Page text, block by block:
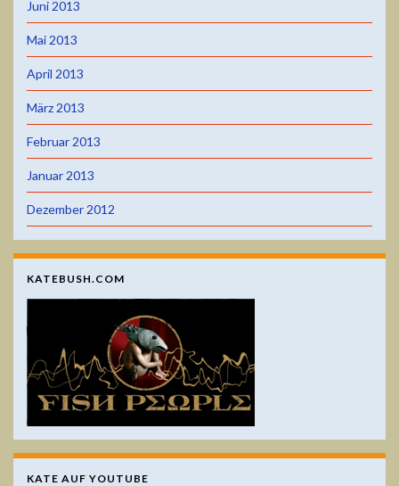
Juni 2013
Mai 2013
April 2013
März 2013
Februar 2013
Januar 2013
Dezember 2012
KATEBUSH.COM
KATE AUF YOUTUBE